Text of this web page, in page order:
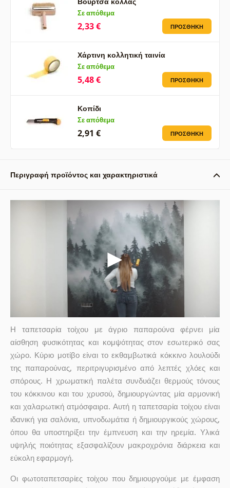
Σε απόθεμα
2,33 € ΠΡΟΣΘΉΚΗ
Χάρτινη κολλητική ταινία
Σε απόθεμα
5,48 € ΠΡΟΣΘΉΚΗ
Κοπίδι
Σε απόθεμα
2,91 € ΠΡΟΣΘΉΚΗ
Περιγραφή προϊόντος και χαρακτηριστικά
Η ταπετσαρία τοίχου με άγριο παπαρούνα φέρνει μία
αίσθηση φυσικότητας και κομψότητας στον εσωτερικό σας
χώρο. Κύριο μοτίβο είναι το εκθαμβωτικά κόκκινο λουλούδι
της παπαρούνας, περιτριγυρισμένο από λεπτές χλόες και
σπόρους. Η χρωματική παλέτα συνδυάζει θερμούς τόνους
του κόκκινου και του χρυσού, δημιουργώντας μία αρμονική
και χαλαρωτική ατμόσφαιρα. Αυτή η ταπετσαρία τοίχου είναι
ιδανική για σαλόνια, υπνοδωμάτια ή δημιουργικούς χώρους,
όπου θα υποστηρίξει την έμπνευση και την ηρεμία. Υλικά
υψηλής ποιότητας εξασφαλίζουν μακροχρόνια διάρκεια και
εύκολη εφαρμογή.
Οι φωτοταπετσαρίες τοίχου που δημιουργούμε με έμφαση